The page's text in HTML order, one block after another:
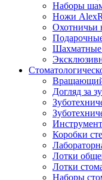
Наборы
Ножи
Охотничьи
Шахматные
Догляд за
Коробки
Лотки
Лотки
Наборы